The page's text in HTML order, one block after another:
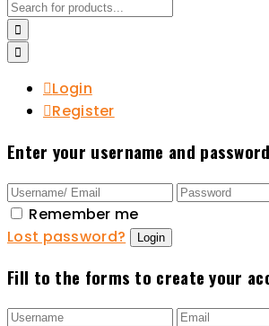
Login
Register
Enter your username and
Remember me
Lost password?
Fill to the forms to create your